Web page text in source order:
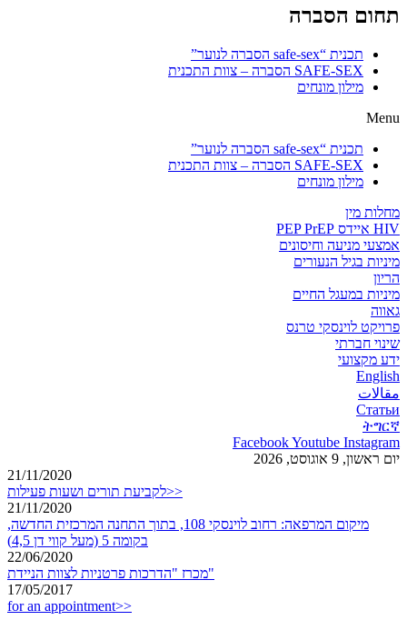
תחום הסברה
תכנית “safe-sex הסברה לנוער”
SAFE-SEX הסברה – צוות התכנית
מילון מונחים
Menu
תכנית “safe-sex הסברה לנוער”
SAFE-SEX הסברה – צוות התכנית
מילון מונחים
מחלות מין
HIV איידס PEP PrEP
אמצעי מניעה וחיסונים
מיניות בגיל הנעורים
הריון
מיניות במעגל החיים
גאווה
פרויקט לוינסקי טרנס
שינוי חברתי
ידע מקצועי
English
مقالات
Статьи
ትግርኛ
FacebookYoutube Instagram
יום ראשון, 9 אוגוסט, 2026
21/11/2020
לקביעת תורים ושעות פעילות>>
21/11/2020
מיקום המרפאה: רחוב לוינסקי 108, בתוך התחנה המרכזית החדשה,
בקומה 5 (מעל קווי דן 4,5)
22/06/2020
מכרז "הדרכות פרטניות לצוות הניידת"
17/05/2017
for an appointment>>